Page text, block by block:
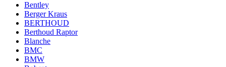
Bentley
Berger Kraus
BERTHOUD
Berthoud Raptor
Blanche
BMC
BMW